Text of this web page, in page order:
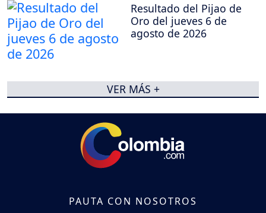
Resultado del Pijao de
Oro del jueves 6 de
agosto de 2026
VER MÁS +
PAUTA CON NOSOTROS